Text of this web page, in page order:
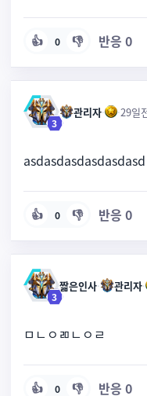
👍 0 👎 반응 0
3
관리자· ·29일
asdasdasdasdasdasd
👍 0 👎 반응 0
3
짧은인사· 관리자·
ㅁㄴㅇㄻㄴㅇㄹ
👍 0 👎 반응 0